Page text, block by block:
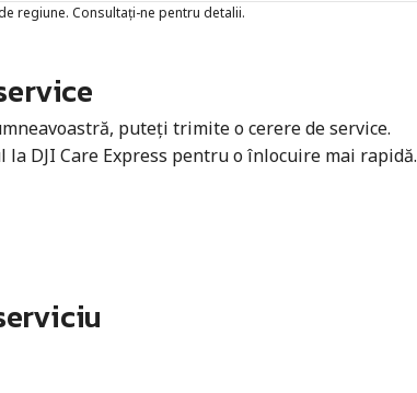
regiune. Consultați-ne pentru detalii.
puteți trimite o cerere de service.
DJI Care Express pentru o înlocuire mai rapidă.